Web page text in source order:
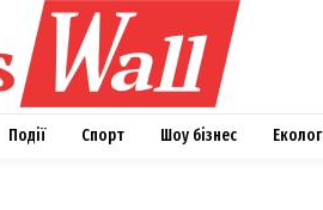
Події Спорт Шоу бізнес